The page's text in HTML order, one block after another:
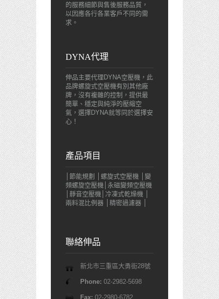
的服務細節與售後服務品質，
以因應各行各業客戶不同的需
求。
DYNA代理
伸品主要代理DYNA空壓機，此
品牌螺旋式空壓機有別其他廠
牌，沒有複雜的控制，提供最
簡單、穩定與純淨的壓縮空
氣，選擇DYNA就等同於選擇安
心！
產品項目
│節能規劃 │螺旋式空壓機 │變
頻螺旋空壓機│永磁變頻空壓機
│靜音空壓機│冷凍式乾燥機 │
兩料混比例器 │精密過濾器 │
聯絡伸品
新北市三重區大勇街28號
Phone: 02-2982-5698
Fax: 02-2980-6782